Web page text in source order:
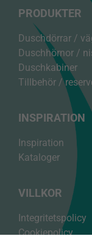
PRODUKTER
Duschdörrar /
Duschhörnor /
Duschkabiner
Tillbehör /
INSPIRATION
Inspiration
Kataloger
VILLKOR
Integritetspolicy
Cookiepolicy